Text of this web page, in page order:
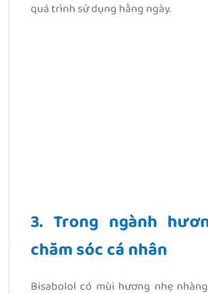
quá trình sử dụng hằng ngày.
3. Trong ngành
chăm sóc cá nhân
Bisabolol có mùi hương nhẹ